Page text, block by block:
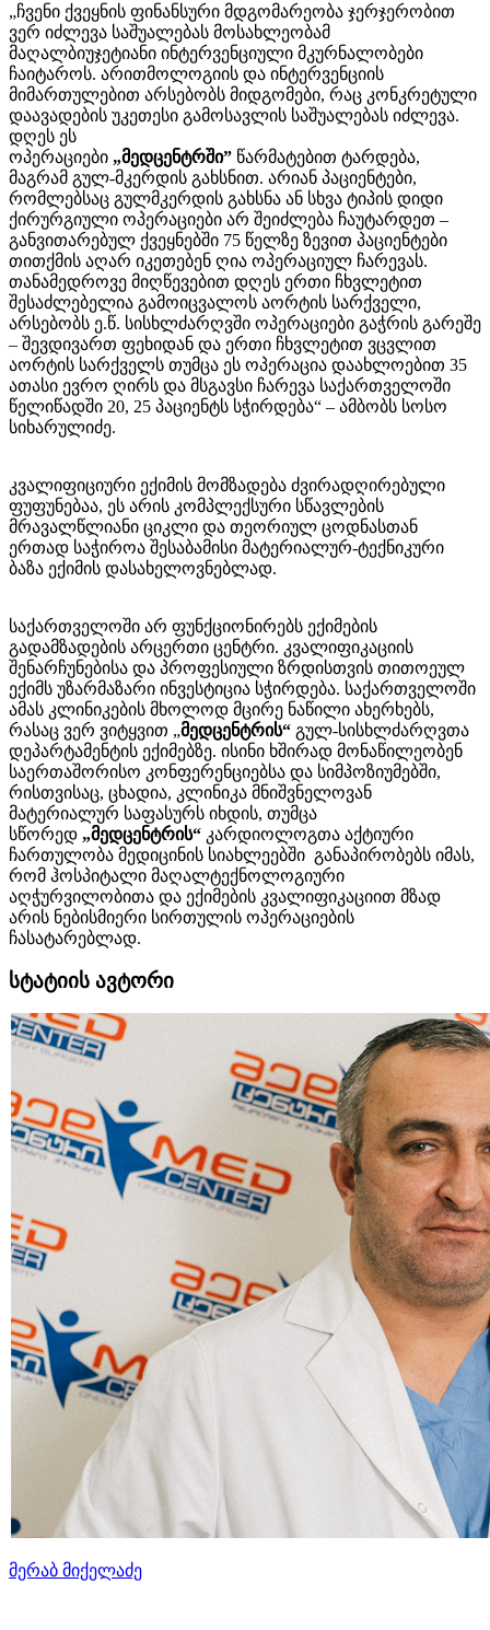
„ჩვენი ქვეყნის ფინანსური მდგომარეობა ჯერჯერობით
ვერ იძლევა საშუალებას მოსახლეობამ
მაღალბიუჯეტიანი ინტერვენციული მკურნალობები
ჩაიტაროს. არითმოლოგიის და ინტერვენციის
მიმართულებით არსებობს მიდგომები, რაც კონკრეტული
დაავადების უკეთესი გამოსავლის საშუალებას იძლევა.
დღეს ეს
ოპერაციები „მედცენტრში” წარმატებით ტარდება,
მაგრამ გულ-მკერდის გახსნით. არიან პაციენტები,
რომლებსაც გულმკერდის გახსნა ან სხვა ტიპის დიდი
ქირურგიული ოპერაციები არ შეიძლება ჩაუტარდეთ –
განვითარებულ ქვეყნებში 75 წელზე ზევით პაციენტები
თითქმის აღარ იკეთებენ ღია ოპერაციულ ჩარევას.
თანამედროვე მიღწევებით დღეს ერთი ჩხვლეტით
შესაძლებელია გამოიცვალოს აორტის სარქველი,
არსებობს ე.წ. სისხლძარღვში ოპერაციები გაჭრის გარეშე
– შევდივართ ფეხიდან და ერთი ჩხვლეტით ვცვლით
აორტის სარქველს თუმცა ეს ოპერაცია დაახლოებით 35
ათასი ევრო ღირს და მსგავსი ჩარევა საქართველოში
წელიწადში 20, 25 პაციენტს სჭირდება“ – ამბობს სოსო
სიხარულიძე.
კვალიფიციური ექიმის მომზადება ძვირადღირებული
ფუფუნებაა, ეს არის კომპლექსური სწავლების
მრავალწლიანი ციკლი და თეორიულ ცოდნასთან
ერთად საჭიროა შესაბამისი მატერიალურ-ტექნიკური
ბაზა ექიმის დასახელოვნებლად.
საქართველოში არ ფუნქციონირებს ექიმების
გადამზადების არცერთი ცენტრი. კვალიფიკაციის
შენარჩუნებისა და პროფესიული ზრდისთვის თითოეულ
ექიმს უზარმაზარი ინვესტიცია სჭირდება. საქართველოში
ამას კლინიკების მხოლოდ მცირე ნაწილი ახერხებს,
რასაც ვერ ვიტყვით „მედცენტრის“ გულ-სისხლძარღვთა
დეპარტამენტის ექიმებზე. ისინი ხშირად მონაწილეობენ
საერთაშორისო კონფერენციებსა და სიმპოზიუმებში,
რისთვისაც, ცხადია, კლინიკა მნიშვნელოვან
მატერიალურ საფასურს იხდის, თუმცა
სწორედ „მედცენტრის“ კარდიოლოგთა აქტიური
ჩართულობა მედიცინის სიახლეებში განაპირობებს იმას,
რომ ჰოსპიტალი მაღალტექნოლოგიური
აღჭურვილობითა და ექიმების კვალიფიკაციით მზად
არის ნებისმიერი სირთულის ოპერაციების
ჩასატარებლად.
სტატიის ავტორი
მერაბ მიქელაძე